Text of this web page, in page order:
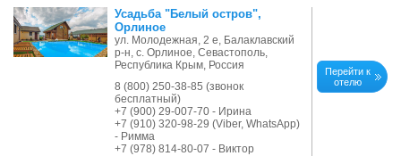
Усадьба "Белый остров",
Орлиное
ул. Молодежная, 2 е, Балаклавский
р-н, с. Орлиное, Севастополь,
Республика Крым, Россия
8 (800) 250-38-85 (звонок
бесплатный)
+7 (900) 29-007-70 - Ирина
+7 (910) 320-98-29 (Viber, WhatsApp)
- Римма
+7 (978) 814-80-07 - Виктор
Перейти к
отелю